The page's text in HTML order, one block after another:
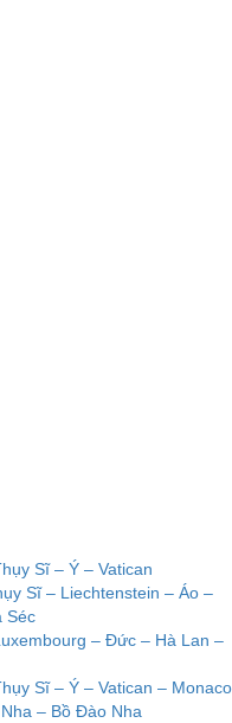
Sĩ – Ý – Vatican
Sĩ – Liechtenstein – Áo –
Séc
– Đức – Hà Lan –
Sĩ – Ý – Vatican – Monaco
– Bồ Đào Nha